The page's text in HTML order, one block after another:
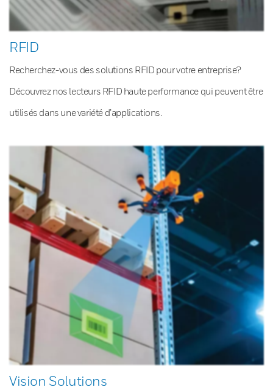
RFID
Recherchez-vous des solutions RFID pour votre entreprise?
Découvrez nos lecteurs RFID haute performance qui peuvent être
utilisés dans une variété d’applications.
Vision Solutions